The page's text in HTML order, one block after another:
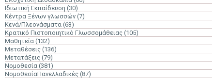
Ιδιωτική Εκπαίδευση (30)
Κέντρα Ξένων γλωσσών (7)
Κενά/Πλεονάσματα (63)
Κρατικό Πιστοποιητικό Γλωσσομάθειας (105)
Μαθητεία (132)
Μεταθέσεις (136)
Μετατάξεις (79)
Νομοθεσία (381)
ΝομοθεσίαΠανελλαδικές (87)